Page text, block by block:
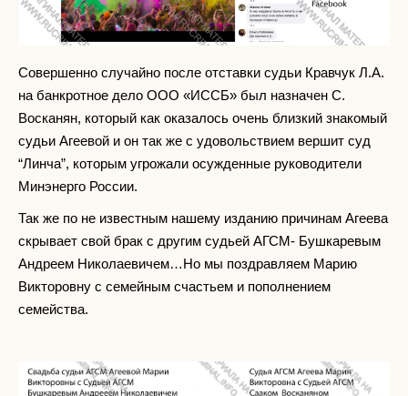
Совершенно случайно после отставки судьи Кравчук Л.А.
на банкротное дело ООО «ИССБ» был назначен С.
Восканян, который как оказалось очень близкий знакомый
судьи Агеевой и он так же с удовольствием вершит суд
“Линча”, которым угрожали осужденные руководители
Минэнерго России.
Так же по не известным нашему изданию причинам Агеева
скрывает свой брак с другим судьей АГСМ- Бушкаревым
Андреем Николаевичем…Но мы поздравляем Марию
Викторовну с семейным счастьем и пополнением
семейства.